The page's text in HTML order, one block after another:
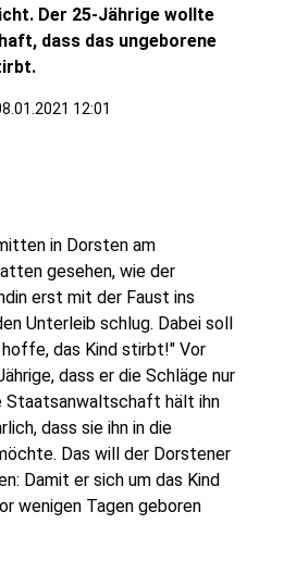
Der 25-Jährige wollte
dass das ungeborene
12:01
in Dorsten am
gesehen, wie der
erst mit der Faust ins
Unterleib schlug. Dabei soll
das Kind stirbt!" Vor
dass er die Schläge nur
Staatsanwaltschaft hält ihn
dass sie ihn in die
Das will der Dorstener
Damit er sich um das Kind
wenigen Tagen geboren